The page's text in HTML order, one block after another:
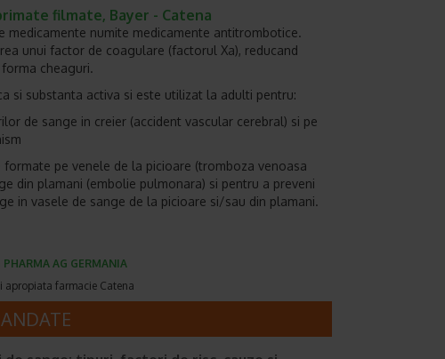
filmate, Bayer - Catena
medicamente numite medicamente antitrombotice.
unui factor de coagulare (factorul Xa), reducand
cheaguri.
si substanta activa si este utilizat la adulti pentru:
de sange in creier (accident vascular cerebral) si pe
pe venele de la picioare (tromboza venoasa
din plamani (embolie pulmonara) si pentru a preveni
in vasele de sange de la picioare si/sau din plamani.
PHARMA AG GERMANIA
apropiata farmacie Catena